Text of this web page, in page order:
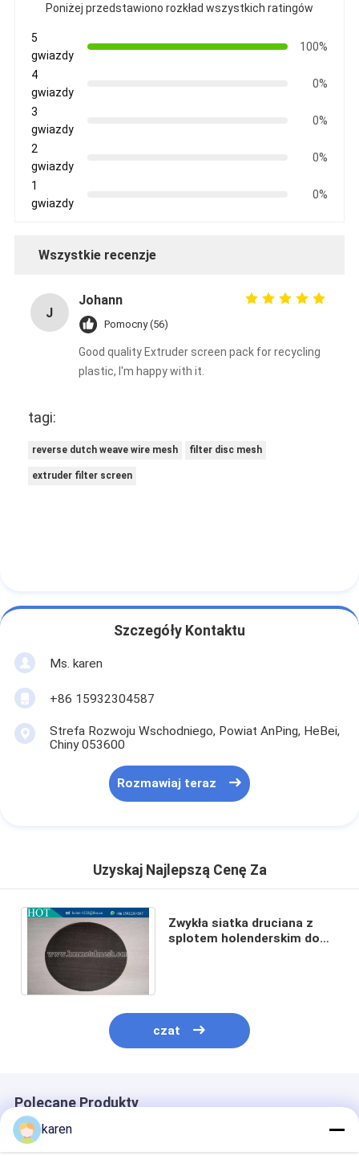
Poniżej przedstawiono rozkład wszystkich ratingów
5
gwiazdy
100%
4
gwiazdy
0%
3
gwiazdy
0%
2
gwiazdy
0%
1
gwiazdy
0%
Wszystkie recenzje
J
Johann
Pomocny (56)
Good quality Extruder screen pack for recycling
plastic, I'm happy with it.
tagi:
reverse dutch weave wire mesh filter disc mesh
extruder filter screen
Szczegóły Kontaktu
Ms. karen
+86 15932304587
Strefa Rozwoju Wschodniego, Powiat AnPing, HeBei,
Chiny 053600
Rozmawiaj teraz
Uzyskaj Najlepszą Cenę Za
Zwykła siatka druciana z
splotem holenderskim do
czat
Polecane Produkty
karen